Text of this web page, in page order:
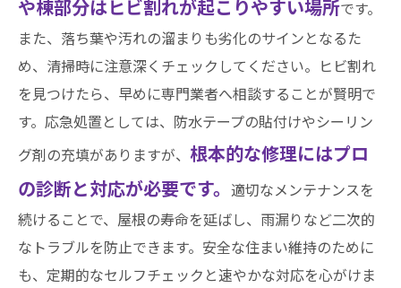
や棟部分はヒビ割れが起こりやすい場所です。
また、落ち葉や汚れの溜まりも劣化のサインとなるた
め、清掃時に注意深くチェックしてください。ヒビ割れ
を見つけたら、早めに専門業者へ相談することが賢明で
す。応急処置としては、防水テープの貼付けやシーリン
グ剤の充填がありますが、 根本的な修理にはプロ
の診断と対応が必要です。 適切なメンテナンスを
続けることで、屋根の寿命を延ばし、雨漏りなど二次的
なトラブルを防止できます。安全な住まい維持のために
も、定期的なセルフチェックと速やかな対応を心がけま